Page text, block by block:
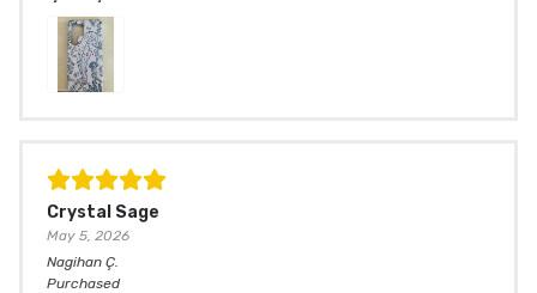
Crystal Sage
May 5, 2026
Nagihan Ç.
Purchased